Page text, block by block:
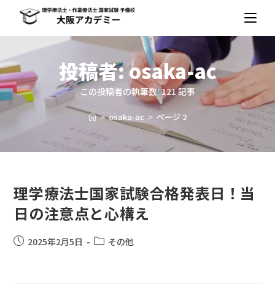
投稿者:osaka-ac
この投稿者の執筆数: 121 記事
> osaka-ac > ページ 2
理学療法士国家試験合格発表日！当
日の注意点と心構え
2025年2月5日 その他